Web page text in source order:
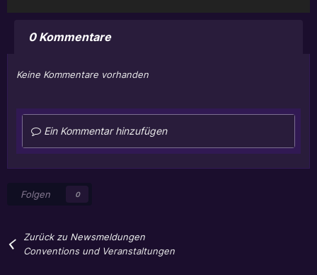
0 Kommentare
Keine Kommentare vorhanden
Ein Kommentar hinzufügen
Folgen 0
Zurück zu Newsmeldungen
Conventions und Veranstaltungen